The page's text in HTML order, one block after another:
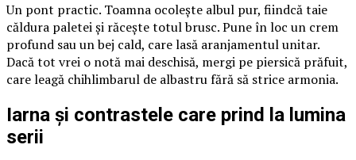
Un pont practic. Toamna ocolește albul pur, fiindcă taie
căldura paletei și răcește totul brusc. Pune în loc un crem
profund sau un bej cald, care lasă aranjamentul unitar.
Dacă tot vrei o notă mai deschisă, mergi pe piersică prăfuit,
care leagă chihlimbarul de albastru fără să strice armonia.
Iarna și contrastele care prind la lumina
serii